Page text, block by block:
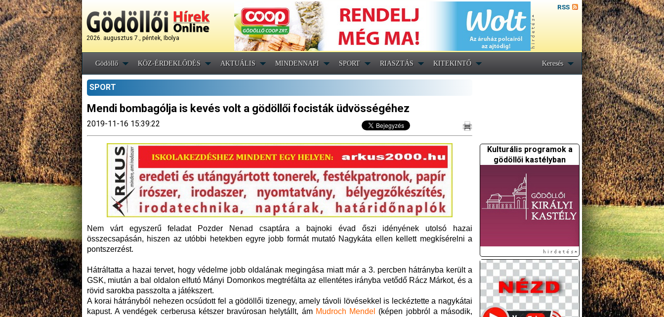
2026. augusztus 7., péntek, Ibolya
RSS
Gödöllő KÖZ-ÉRDEKLŐDÉS AKTUÁLIS MINDENNAPI SPORT RIASZTÁS KITEKINTŐ Keresés
SPORT
Mendi bombagólja is kevés volt a gödöllői focisták üdvösségéhez
2019-11-16 15:39:22
Nem várt egyszerű feladat Pozder Nenad csaptára a bajnoki évad őszi idényének utolsó hazai
összecsapásán, hiszen az utóbbi hetekben egyre jobb formát mutató Nagykáta ellen kellett megkísérelni a
pontszerzést.
Hátráltatta a hazai tervet, hogy védelme jobb oldalának megingása miatt már a 3. percben hátrányba került a
GSK, miután a bal oldalon elfutó Mányi Domonkos megtréfálta az ellentétes irányba vetődő Rácz Márkot, és a
rövid sarokba passzolta a játékszert.
A korai hátrányból nehezen ocsúdott fel a gödöllői tizenegy, amely távoli lövésekkel is leckéztette a nagykátai
kapust. A vendégek cerberusa kétszer bravúrosan helytállt, ám Mudroch Mendel
(képen jobbról a második,
Kulturális programok a
gödöllői kastélyban